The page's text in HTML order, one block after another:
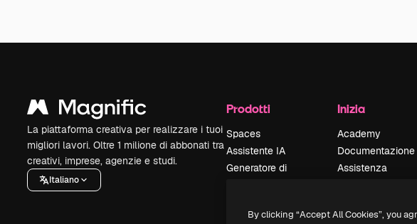
La piattaforma creativa per realizzare i tuoi
migliori lavori. Oltre 1 milione di abbonati tra
creativi, imprese, agenzie e studi.
Italiano
Prodotti
Spaces
Assistente IA
Generatore di
Inizia
Academy
Documentazione
Assistenza
Politica sulla
By clicking “Accept All Cookies”, you